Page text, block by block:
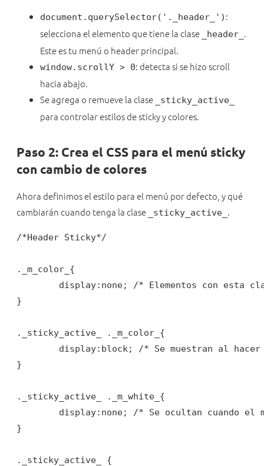
document.querySelector('._header_') :
selecciona el elemento que tiene la clase
_header_ .
Este es tu menú o header principal.
window.scrollY > 0: detecta si se hizo scroll
hacia abajo.
Se agrega o remueve la clase
_sticky_active_
para controlar estilos de sticky y colores.
Paso 2: Crea el CSS para el menú sticky
con cambio de colores
Ahora definimos el estilo para el menú por defecto, y qué
cambiarán cuando tenga la clase
_sticky_active_ .
/*Header Sticky*/
._m_color_{
}
._sticky_active_ ._m_color_{
}
._sticky_active_ ._m_white_{
}
._sticky_active_ {